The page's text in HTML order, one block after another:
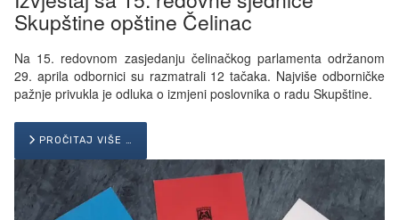
Skupštine opštine Čelinac
Na 15. redovnom zasjedanju čelinačkog parlamenta održanom
29. aprila odbornici su razmatrali 12 tačaka. Najviše odborničke
pažnje privukla je odluka o izmjeni poslovnika o radu Skupštine.
PROČITAJ VIŠE …